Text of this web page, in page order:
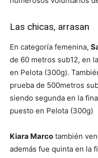
Las chicas, arrasan
En categoría femenina,
de 60 metros sub12, en
en Pelota (300g).
prueba de 500metros
siendo segunda en la
puesto en Pelota (300g)
Kiara Marco también
además fue quinta en la